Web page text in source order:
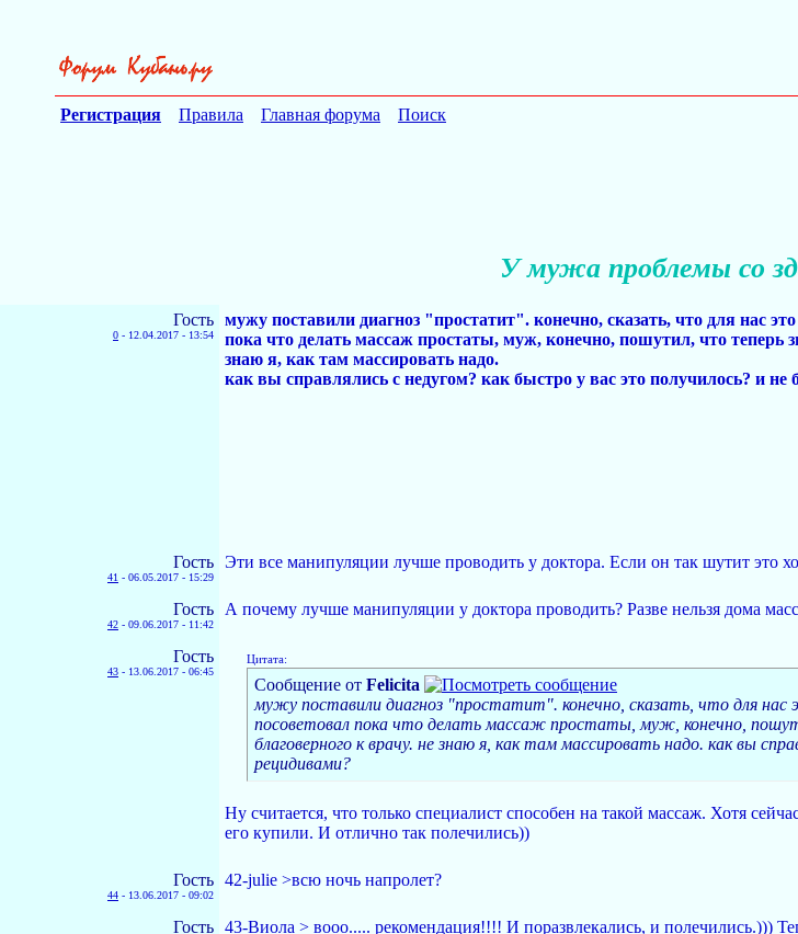
Регистрация Правила Главная форума Поиск
У мужа проблемы со
Гость
0 - 12.04.2017 - 13:54
мужу поставили диагноз "простатит". конечно, сказать, что для нас
пока что делать массаж простаты, муж, конечно, пошутил, что теперь
знаю я, как там массировать надо.
как вы справлялись с недугом? как быстро у вас это получилось? и не
Гость
41 - 06.05.2017 - 15:29
Эти все манипуляции лучше проводить у доктора. Если он так шутит это
Гость
42 - 09.06.2017 - 11:42
А почему лучше манипуляции у доктора проводить? Разве нельзя дома
Гость
43 - 13.06.2017 - 06:45
Цитата:
Сообщение от Felicita
мужу поставили диагноз "простатит". конечно, сказать, что для нас
посоветовал пока что делать массаж простаты, муж, конечно,
благоверного к врачу. не знаю я, как там массировать надо. как вы
рецидивами?
Ну считается, что только специалист способен на такой массаж. Хотя
его купили. И отлично так полечились))
Гость
44 - 13.06.2017 - 09:02
42-julie >всю ночь напролет?
Гость 43-Виола > вооо..... рекомендация!!!! И поразвлекались, и полечились.)))